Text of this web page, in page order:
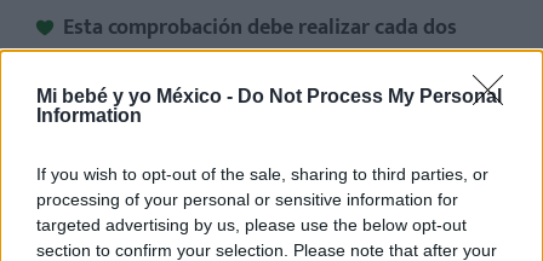
Mi bebé y yo México - Do Not Process My Personal
Information
If you wish to opt-out of the sale, sharing to third parties, or
processing of your personal or sensitive information for
targeted advertising by us, please use the below opt-out
section to confirm your selection. Please note that after your
Esta comprobación debe realizar cada dos
meses.
Dña. María de los Ángeles
Centro Médico Complutense
(Grupo Virtus).